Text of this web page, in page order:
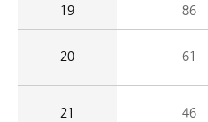
19 86
20 61
21 46